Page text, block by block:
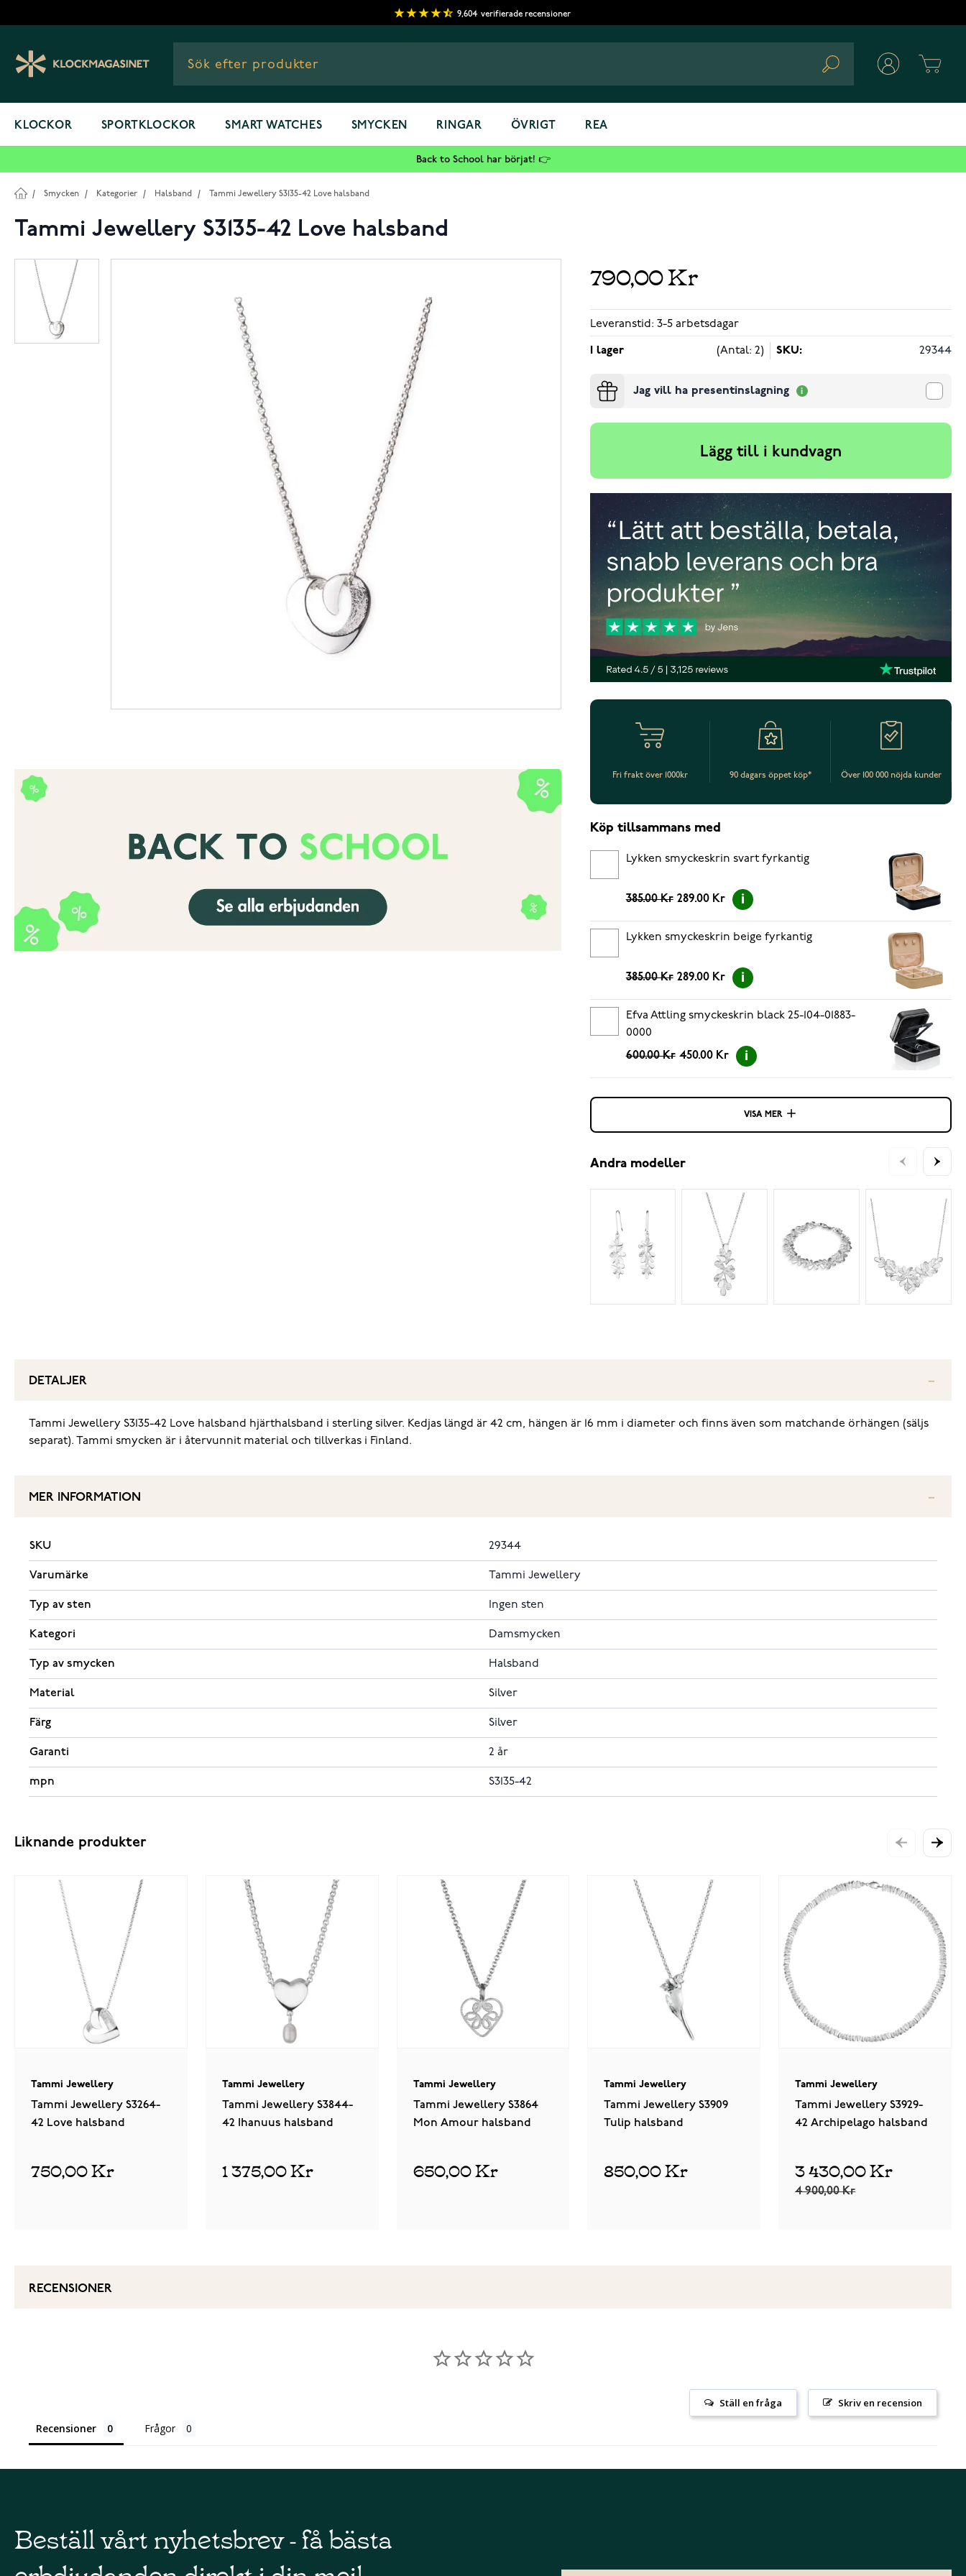
9,604 verifierade recensioner
Search
KLOCKOR SPORTKLOCKOR SMART WATCHES SMYCKEN RINGAR ÖVRIGT REA
Back to School har börjat! 👉
/ Smycken / Kategorier / Halsband / Tammi Jewellery S3135-42 Love halsband
Tammi Jewellery S3135-42 Love halsband
790,00 Kr
Leveranstid: 3-5 arbetsdagar
I lager (Antal: 2) SKU: 29344
Jag vill ha presentinslagning
Lägg till i kundvagn
Fri frakt över 1000kr 90 dagars öppet köp* Över 100 000 nöjda kunder
Köp tillsammans med
Lykken smyckeskrin svart fyrkantig
385.00 Kr 289.00 Kr
Lykken smyckeskrin beige fyrkantig
385.00 Kr 289.00 Kr
Efva Attling smyckeskrin black 25-104-01883-
0000
600.00 Kr 450.00 Kr
VISA MER
Andra modeller
DETALJER
‌Tammi Jewellery S3135-42 Love halsband hjärthalsband i sterling silver. Kedjas längd är 42 cm, hängen är 16 mm i diameter och finns även som matchande örhängen (säljs
separat). Tammi smycken är i återvunnit material och tillverkas i Finland.
MER INFORMATION
SKU 29344
Varumärke Tammi Jewellery
Typ av sten Ingen sten
Kategori Damsmycken
Typ av smycken Halsband
Material Silver
Färg Silver
Garanti 2 år
mpn S3135-42
Liknande produkter
Tammi Jewellery
Tammi Jewellery S3264-
42 Love halsband
750,00 Kr
Tammi Jewellery
Tammi Jewellery S3844-
42 Ihanuus halsband
1 375,00 Kr
Tammi Jewellery
Tammi Jewellery S3864
Mon Amour halsband
650,00 Kr
Tammi Jewellery
Tammi Jewellery S3909
Tulip halsband
850,00 Kr
Tammi Jewellery
Tammi Jewellery S3929-
42 Archipelago halsband
3 430,00 Kr
4 900,00 Kr
RECENSIONER
Skriv en recension
Ställ en fråga
Recensioner Frågor
Beställ vårt nyhetsbrev - få bästa